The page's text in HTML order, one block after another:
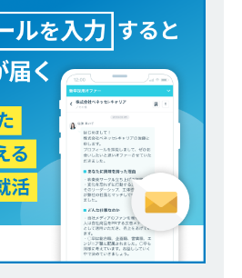
年5月14日 ]
【 28卒｜営業職向けオープ
パニー 】世界トップシェアの半導体技術
つグローバルメーカー ｜ 年間休日129日・
祝完全休み ｜ 売上高1,138億円 ｜ プライム
｜ 新電元工業
体育会積極採用企業
年5月14日 ]
【 28卒 ｜ 適性検査合否免
接確約!! ｜ 1dayインターンあり 】 東京勤
｜ 世界No.1の不動産投資市場東京で投資
売をリードする企業 ｜ 土地仕入れから物